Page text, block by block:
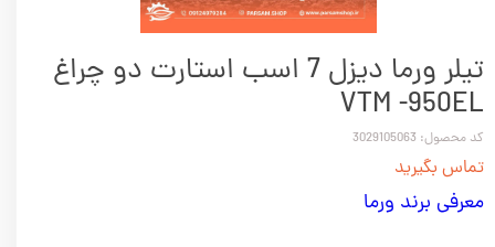
تیلر ورما دیزل 7 اسب استارت دو چراغ
VTM -950EL
کد محصول: 3029105063
تماس بگیرید
معرفی برند ورما